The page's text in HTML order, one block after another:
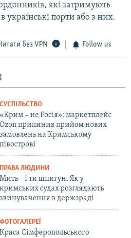
які затримують
порти або з них.
без VPN Follow us
СУСПІЛЬСТВО
«Крим – не Росія»: маркетплейс
Ozon припинив прийом нових
замовлень на Кримському
півострові
ПРАВА ЛЮДИНИ
Мить – і ти шпигун. Як у
кримських судах розглядають
звинувачення в держзраді
ФОТОГАЛЕРЕЇ
Краса Сімферопольського